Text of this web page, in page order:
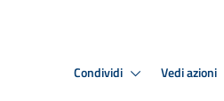
Condividi Vedi azioni